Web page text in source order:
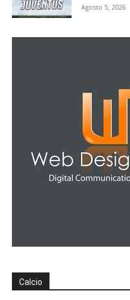
Agosto 5, 2026
Calcio